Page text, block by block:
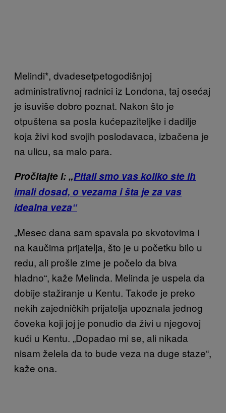
Melindi*, dvadesetpetogodišnjoj
administrativnoj radnici iz Londona, taj osećaj
je isuviše dobro poznat. Nakon što je
otpuštena sa posla kućepaziteljke i dadilje
koja živi kod svojih poslodavaca, izbačena je
na ulicu, sa malo para.
Pročitajte i: „Pitali smo vas koliko ste ih
imali dosad, o vezama i šta je za vas
idealna veza“
„Mesec dana sam spavala po skvotovima i
na kaučima prijatelja, što je u početku bilo u
redu, ali prošle zime je počelo da biva
hladno“, kaže Melinda. Melinda je uspela da
dobije stažiranje u Kentu. Takođe je preko
nekih zajedničkih prijatelja upoznala jednog
čoveka koji joj je ponudio da živi u njegovoj
kući u Kentu. „Dopadao mi se, ali nikada
nisam želela da to bude veza na duge staze“,
kaže ona.